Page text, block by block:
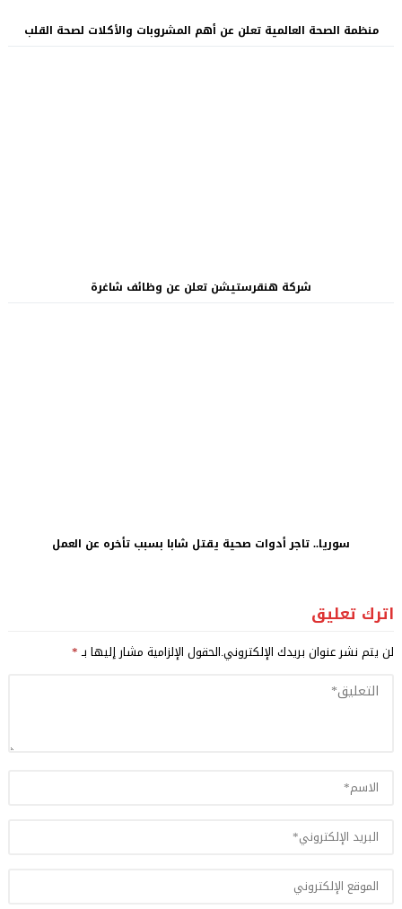
منظمة الصحة العالمية تعلن عن أهم المشروبات والأكلات لصحة القلب
شركة هنقرستيشن تعلن عن وظائف شاغرة
سوريا.. تاجر أدوات صحية يقتل شابا بسبب تأخره عن العمل
اترك تعليق
لن يتم نشر عنوان بريدك الإلكتروني.الحقول الإلزامية مشار إليها بـ*